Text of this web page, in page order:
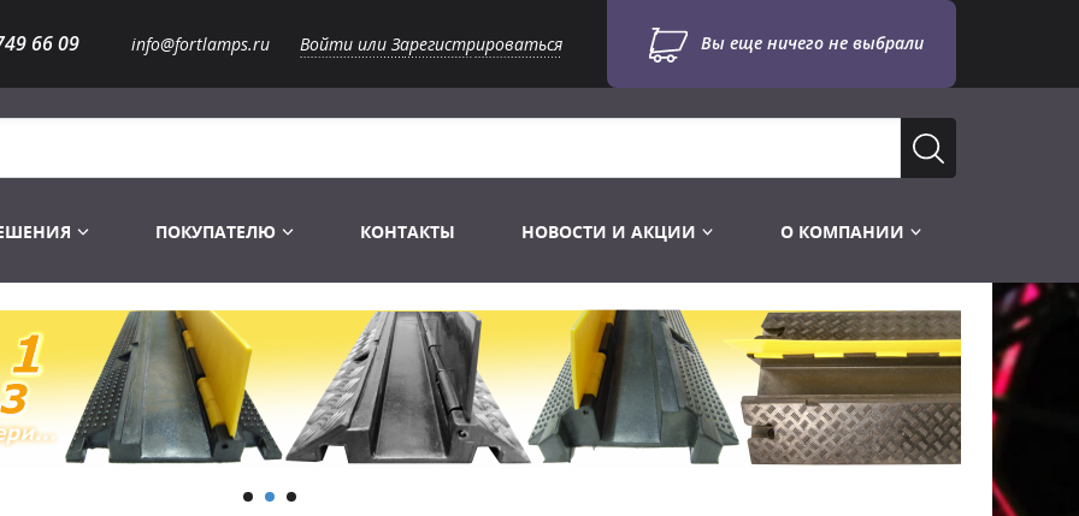
66 09 info@fortlamps.ru Войти или Зарегистрироваться Вы еще ничего не выбрали
Лампы Винтаж Ретро Декор
Лампы галогенные 6-120 V
Лампы студийные 110-240 V
Лампы-фары PAR
Лампы UV TUV HNS
Лампы видеопроекторные
Пускорегулирующая аппаратура
Распродажа
Перчатки
Сумки и подсумки
Инструменты
Готовые комплекты
Конструктор МИКРОСЦЕНА
Распродажа
Световое оборудование
Аксессуары для света
Лебёдки и Аксессуары
Фермы Штативы Стойки
Распродажа 6и канальные модули
ПОКУПАТЕЛЮ КОНТАКТЫ НОВОСТИ И АКЦИИ О КОМПАНИИ